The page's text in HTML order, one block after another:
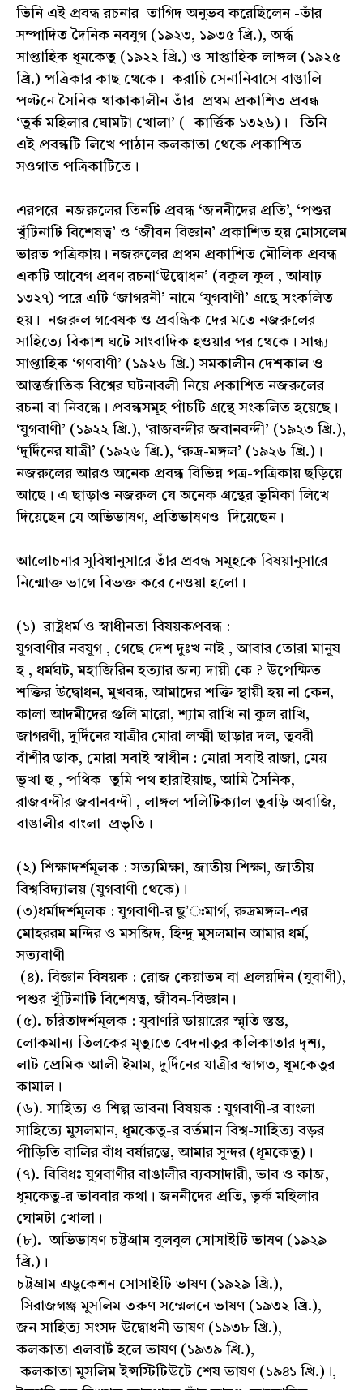
তিনি এই প্রবন্ধ রচনার তাগিদ অনুভব করেছিলেন -তাঁর
সম্পাদিত দৈনিক নবযুগ (১৯২৩, ১৯৩৫ খ্রি.), অর্দ্ধ
সাপ্তাহিক ধূমকেতু (১৯২২ খ্রি.) ও সাপ্তাহিক লাঙ্গল (১৯২৫
খ্রি.) পত্রিকার কাছ থেকে। করাচি সেনানিবাসে বাঙালি
পল্টনে সৈনিক থাকাকালীন তাঁর প্রথম প্রকাশিত প্রবন্ধ
‘তুর্ক মহিলার ঘোমটা খোলা’ ( কার্ত্তিক ১৩২৬)। তিনি
এই প্রবন্ধটি লিখে পাঠান কলকাতা থেকে প্রকাশিত
সওগাত পত্রিকাটিতে।
এরপরে নজরুলের তিনটি প্রবন্ধ ‘জননীদের প্রতি’, ‘পশুর
খুঁটিনাটি বিশেষত্ব’ ও ‘জীবন বিজ্ঞান’ প্রকাশিত হয় মোসলেম
ভারত পত্রিকায়। নজরুলের প্রথম প্রকাশিত মৌলিক প্রবন্ধ
একটি আবেগ প্রবণ রচনা‘উদ্বোধন’ (বকুল ফুল , আষাঢ়
১৩২৭) পরে এটি ‘জাগরনী’ নামে ‘যুগবাণী’ গ্রন্থে সংকলিত
হয়। নজরুল গবেষক ও প্রবন্ধিক দের মতে নজরুলের
সাহিত্যে বিকাশ ঘটে সাংবাদিক হওয়ার পর থেকে। সান্ধ্য
সাপ্তাহিক ‘গণবাণী’ (১৯২৬ খ্রি.) সমকালীন দেশকাল ও
আন্তর্জাতিক বিশ্বের ঘটনাবলী নিয়ে প্রকাশিত নজরুলের
রচনা বা নিবন্ধে। প্রবন্ধসমূহ পাঁচটি গ্রন্থে সংকলিত হয়েছে।
‘যুগবাণী’ (১৯২২ খ্রি.), ‘রাজবন্দীর জবানবন্দী’ (১৯২৩ খ্রি.),
‘দুর্দিনের যাত্রী’ (১৯২৬ খ্রি.), ‘রুদ্র-মঙ্গল’ (১৯২৬ খ্রি.)।
নজরুলের আরও অনেক প্রবন্ধ বিভিন্ন পত্র-পত্রিকায় ছড়িয়ে
আছে। এ ছাড়াও নজরুল যে অনেক গ্রন্থের ভূমিকা লিখে
দিয়েছেন যে অভিভাষণ, প্রতিভাষণও দিয়েছেন।
আলোচনার সুবিধানুসারে তাঁর প্রবন্ধ সমূহকে বিষয়ানুসারে
নিন্মোক্ত ভাগে বিভক্ত করে নেওয়া হলো।
(১) রাষ্ট্রধর্ম ও স্বাধীনতা বিষয়কপ্রবন্ধ :
যুগবাণীর নবযুগ , গেছে দেশ দুঃখ নাই , আবার তোরা মানুষ
হ , ধর্মঘট, মহাজিরিন হত্যার জন্য দায়ী কে ? উপেক্ষিত
শক্তির উদ্বোধন, মুখবন্ধ, আমাদের শক্তি স্থায়ী হয় না কেন,
কালা আদমীদের গুলি মারো, শ্যাম রাখি না কুল রাখি,
জাগরণী, দুর্দিনের যাত্রীর মোরা লক্ষ্মী ছাড়ার দল, তুবরী
বাঁশীর ডাক, মোরা সবাই স্বাধীন : মোরা সবাই রাজা, মেয়
ভূখা হু , পথিক তুমি পথ হারাইয়াছ, আমি সৈনিক,
রাজবন্দীর জবানবন্দী , লাঙ্গল পলিটিক্যাল তুবড়ি অবাজি,
বাঙালীর বাংলা প্রভৃতি।
(২) শিক্ষাদর্শমূলক : সত্যমিক্ষা, জাতীয় শিক্ষা, জাতীয়
বিশ্ববিদ্যালয় (যুগবাণী থেকে)।
(৩)ধর্মাদর্শমূলক : যুগবাণী-র ছু’ঃমার্গ, রুদ্রমঙ্গল-এর
মোহররম মন্দির ও মসজিদ, হিন্দু মুসলমান আমার ধর্ম,
সত্যবাণী
(৪). বিজ্ঞান বিষয়ক : রোজ কেয়াতম বা প্রলয়দিন (যুবাণী),
পশুর খুঁটিনাটি বিশেষত্ব, জীবন-বিজ্ঞান।
(৫). চরিতাদর্শমূলক : যুবাণরি ডায়ারের স্মৃতি স্তম্ভ,
লোকমান্য তিলকের মৃত্যুতে বেদনাতুর কলিকাতার দৃশ্য,
লাট প্রেমিক আলী ইমাম, দুর্দিনের যাত্রীর স্বাগত, ধূমকেতুর
কামাল।
(৬). সাহিত্য ও শিল্প ভাবনা বিষয়ক : যুগবাণী-র বাংলা
সাহিত্যে মুসলমান, ধূমকেতু-র বর্তমান বিশ্ব-সাহিত্য বড়র
পীড়িতি বালির বাঁধ বর্ষারম্ভে, আমার সুন্দর (ধূমকেতু)।
(৭). বিবিধঃ যুগবাণীর বাঙালীর ব্যবসাদারী, ভাব ও কাজ,
ধূমকেতু-র ভাববার কথা। জননীদের প্রতি, তৃর্ক মহিলার
ঘোমটা খোলা।
(৮). অভিভাষণ চট্টগ্রাম বুলবুল সোসাইটি ভাষণ (১৯২৯
খ্রি.)।
চট্টগ্রাম এডুকেশন সোসাইটি ভাষণ (১৯২৯ খ্রি.),
সিরাজগঞ্জ মুসলিম তরুণ সম্মেলনে ভাষণ (১৯৩২ খ্রি.),
জন সাহিত্য সংসদ উদ্বোধনী ভাষণ (১৯৩৮ খ্রি.),
কলকাতা এলবার্ট হলে ভাষণ (১৯৩৯ খ্রি.),
কলকাতা মুসলিম ইন্সস্টিটিউটে শেষ ভাষণ (১৯৪১ খ্রি.)।,